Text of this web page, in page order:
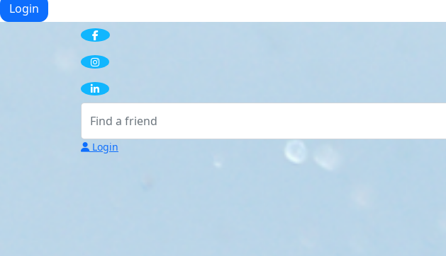
Login
Login